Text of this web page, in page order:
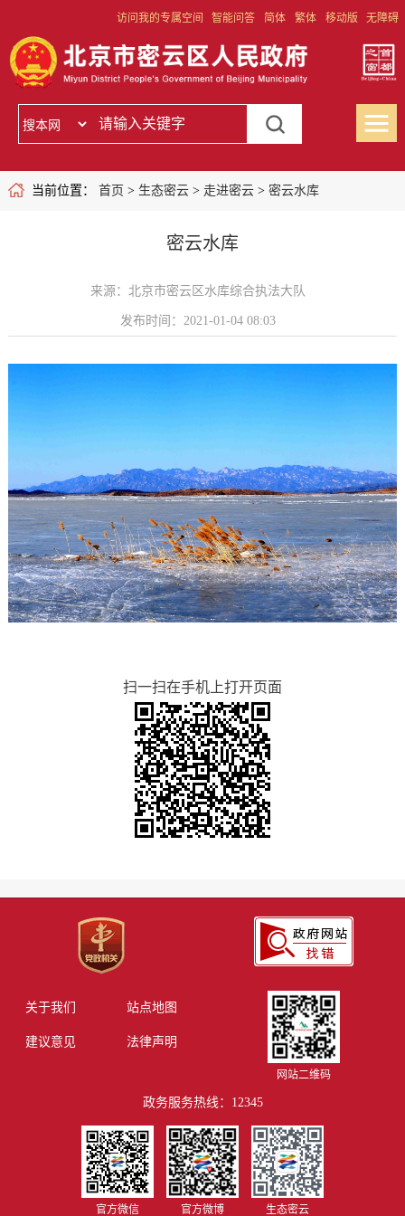
访问我的专属空间 智能问答 简体 繁体 移动版 无障碍
当前位置： 首页 > 生态密云> 走进密云> 密云水库
密云水库
来源：北京市密云区水库综合执法大队
发布时间：2021-01-04 08:03
扫一扫在手机上打开页面
关于我们 站点地图
建议意见 法律声明
网站二维码
政务服务热线：12345
官方微信 官方微博 生态密云